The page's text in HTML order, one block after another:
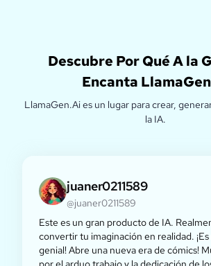
Descubre Por Qué A la
Encanta
LlamaGen.Ai es un lugar para crear,
la IA.
juaner0211589
@juaner0211589
Este es un gran producto de IA.
convertir tu imaginación en realidad.
genial! Abre una nueva era de cómics!